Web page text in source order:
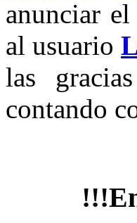
anunciar
al usuario
las
contando